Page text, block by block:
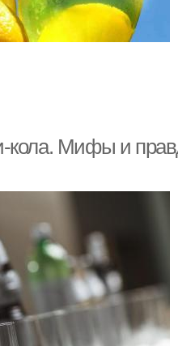
кола. Мифы и